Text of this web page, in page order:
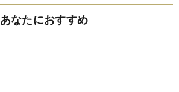
あなたにおすすめ